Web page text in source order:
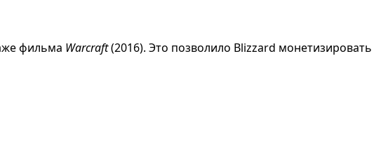
фильма Warcraft(2016). Это позволило Blizzard монетизировать